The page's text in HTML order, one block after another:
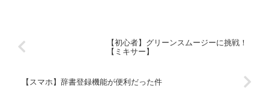
【初心者】グリーンスムージーに挑戦！
【ミキサー】
【スマホ】辞書登録機能が便利だった件